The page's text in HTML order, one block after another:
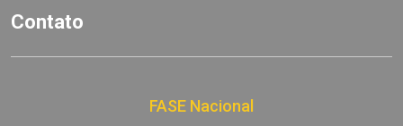
Contato
FASE Nacional